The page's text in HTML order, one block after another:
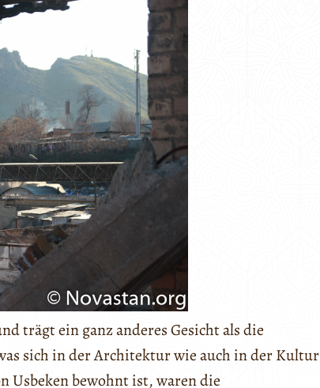
trägt ein ganz anderes Gesicht als die
sich in der Architektur wie auch in der Kultur
Usbeken bewohnt ist, waren die